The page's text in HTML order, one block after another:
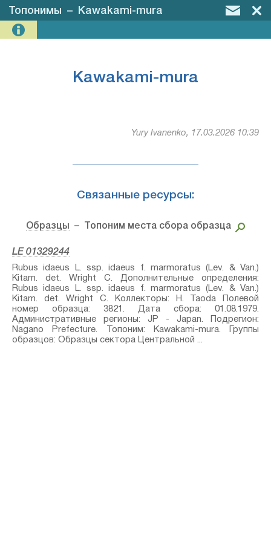
Топонимы – Kawakami-mura
Kawakami-mura
Yury Ivanenko, 17.03.2026 10:39
Связанные ресурсы:
Образцы – Топоним места сбора образца
LE 01329244
Rubus idaeus L. ssp. idaeus f. marmoratus (Lev. & Van.)
Kitam.⁣ det. Wright C. Дополнительные определения:
Rubus idaeus L. ssp. idaeus f. marmoratus (Lev. & Van.)
Kitam.⁣ det. Wright C. Коллекторы: H. Taoda Полевой
номер образца: 3821. Дата сбора: 01.08.1979.
Административные регионы: JP - Japan. Подрегион:
Nagano Prefecture. Топоним: Kawakami-mura. Группы
образцов: Образцы сектора Центральной ...